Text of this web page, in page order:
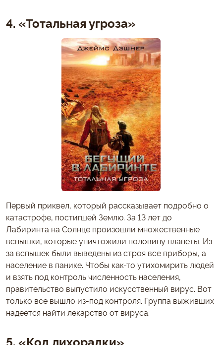
4. «Тотальная угроза»
Первый приквел, который рассказывает подробно о
катастрофе, постигшей Землю. За 13 лет до
Лабиринта на Солнце произошли множественные
вспышки, которые уничтожили половину планеты. Из-
за вспышек были выведены из строя все приборы, а
население в панике. Чтобы как-то утихомирить людей
и взять под контроль численность населения,
правительство выпустило искусственный вирус. Вот
только все вышло из-под контроля. Группа выживших
надеется найти лекарство от вируса.
5. «Код лихорадки»